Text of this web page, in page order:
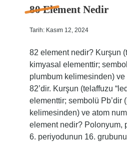
80 Element Nedir
Tarih: Kasım 12, 2024
82 element nedir? Kurşun
kimyasal elementtir;
plumbum kelimesinden) ve
82’dir. Kurşun (telaffuzu
elementtir; sembolü Pb’dir
kelimesinden) ve atom
element nedir? Polonyum,
6. periyodunun 16.